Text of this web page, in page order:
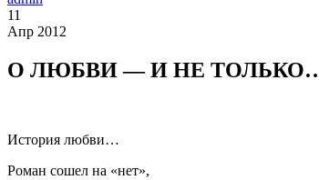
11
Апр 2012
О ЛЮБВИ — И НЕ
История любви…
Роман сошел на «нет»,